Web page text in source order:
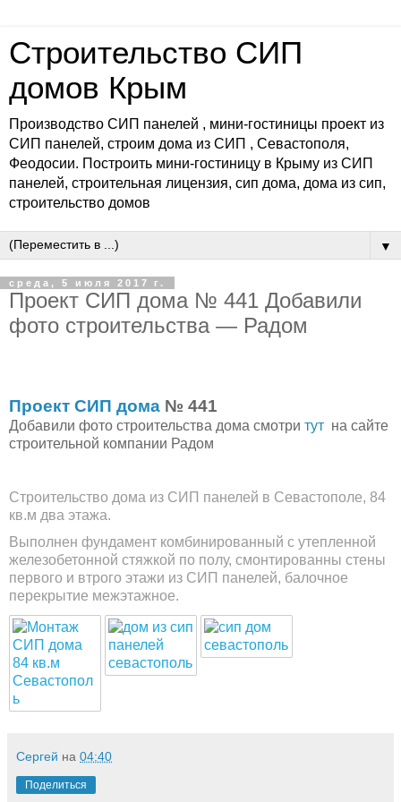
Строительство СИП
домов Крым
Производство СИП панелей , мини-гостиницы проект из
СИП панелей, строим дома из СИП , Севастополя,
Феодосии. Построить мини-гостиницу в Крыму из СИП
панелей, строительная лицензия, сип дома, дома из сип,
строительство домов
▼
среда, 5 июля 2017 г.
Проект СИП дома № 441 Добавили
фото строительства — Радом
Проект СИП дома № 441
Добавили фото строительства дома смотри тут на сайте
строительной компании Радом
Строительство дома из СИП панелей в Севастополе, 84
кв.м два этажа.
Выполнен фундамент комбинированный с утепленной
железобетонной стяжкой по полу, смонтированны стены
первого и втрого этажи из СИП панелей, балочное
перекрытие межэтажное.
Сергей на 04:40
Поделиться